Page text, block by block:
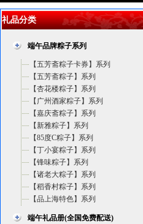
礼品分类
端午品牌粽子系列
【五芳斋粽子卡券】系列
【五芳斋粽子】系列
【杏花楼粽子】系列
【广州酒家粽子】系列
【嘉庆斋粽子】系列
【新雅粽子】系列
【85度C粽子】系列
【丁小宴粽子】系列
【锋味粽子】系列
【诸老大粽子】系列
【稻香村粽子】系列
【品上海特色】系列
端午礼品册(全国免费配送)